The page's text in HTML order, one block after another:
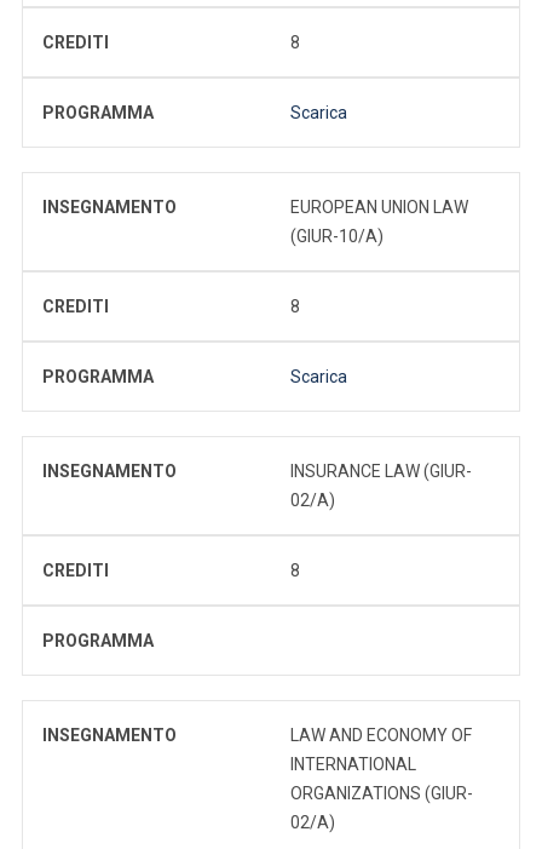
CREDITI 8
PROGRAMMA Scarica
INSEGNAMENTO
EUROPEAN UNION LAW
(GIUR-10/A)
CREDITI 8
PROGRAMMA Scarica
INSEGNAMENTO
INSURANCE LAW (GIUR-
02/A)
CREDITI 8
PROGRAMMA
INSEGNAMENTO
LAW AND ECONOMY OF
INTERNATIONAL
ORGANIZATIONS (GIUR-
02/A)